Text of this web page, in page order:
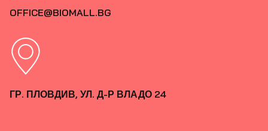
OFFICE@BIOMALL.BG
ГР. ПЛОВДИВ, УЛ. Д-Р ВЛАДО 24